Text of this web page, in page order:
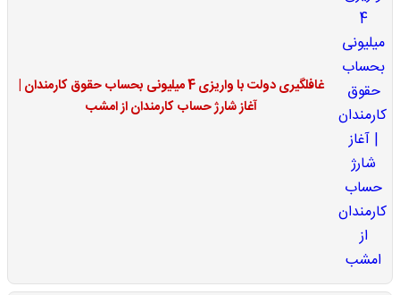
غافلگیری دولت با واریزی 4 میلیونی بحساب حقوق کارمندان |
آغاز شارژ حساب کارمندان از امشب